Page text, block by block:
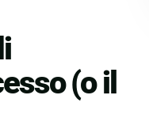
(o il